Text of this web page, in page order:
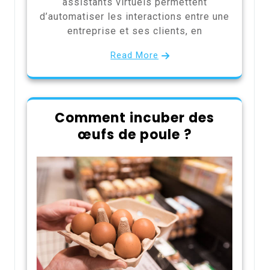
d’automatiser les interactions entre une
entreprise et ses clients, en
Read More
Comment incuber des
œufs de poule ?